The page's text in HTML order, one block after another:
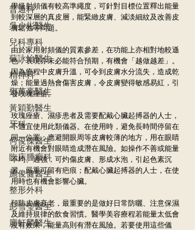
普通科
吳少彬醫生
兒科專科
蘇詠怡醫生
精神科
鄧萬豪醫生
黃穎勤醫生
牙科
何俊傑醫生
臨床腫瘤科
施俊健醫生
整形外科
彭雪瑩醫生
廖軒麟醫生
學級射頻儀有較高準繩度，可針對目標位置釋出能量
到較深層的真皮層，能緊緻皮膚、減淡細紋及改善皮
膚鬆弛等問題。
由於家用射頻儀的質素參差，在功能上亦相對地較遜
色，表現亦未必能符合預期，有機會「越做越差」。
因為療程中皮膚升溫，可令到皮膚水分流失，造成乾
燥；能量過熱會傷害皮膚，令皮膚變得敏感易紅，引
發玫瑰痤瘡。
玫瑰痤瘡、濕疹患者及需要配戴心臟起搏器的人士，
不適宜使用此類儀器。在使用時，避免長時間停留在
同一位置；應避開眼周等皮膚較薄的地方，用在眼睛
附近有機會對眼睛造成潛在風險。如操作不善或能量
不均、過強，可灼傷皮膚、形成水泡，引起色素沉
澱，嚴重可留有疤痕；配戴心臟起搏器的人士，在使
用時也有機會影響心臟。
預防皮膚衰老，最重要的是做好日常防曬、注意保濕
及維持規律的飲食習慣。醫學美容療程若能量太低會
沒有效果，能量高則有潛在風險。若要使用這些儀